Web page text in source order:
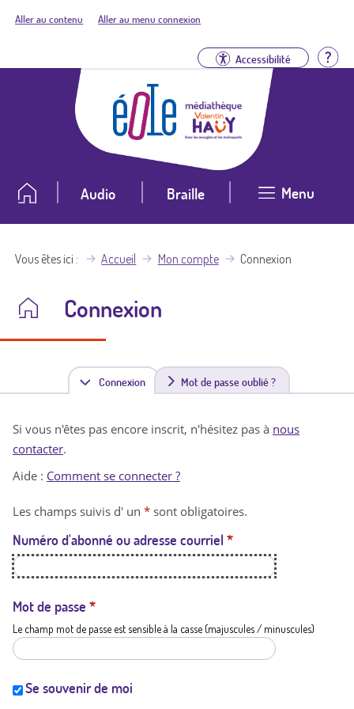
Aller au contenu Aller au menu connexion
Accessibilité
Audio Braille Menu
Vous êtes ici Accueil Mon compte Connexion
Connexion
Connexion(
n
t
a
t
i
Mot de passe oublié ?
Si vous n'êtes pas encore inscrit, n'hésitez pas à nous
contacter.
Aide : Comment se connecter ?
Les champs suivis d' un * sont obligatoires.
Numéro d'abonné ou adresse courriel *
Mot de passe *
Le champ mot de passe est sensible à la casse (majuscules / minuscules)
Se souvenir de moi